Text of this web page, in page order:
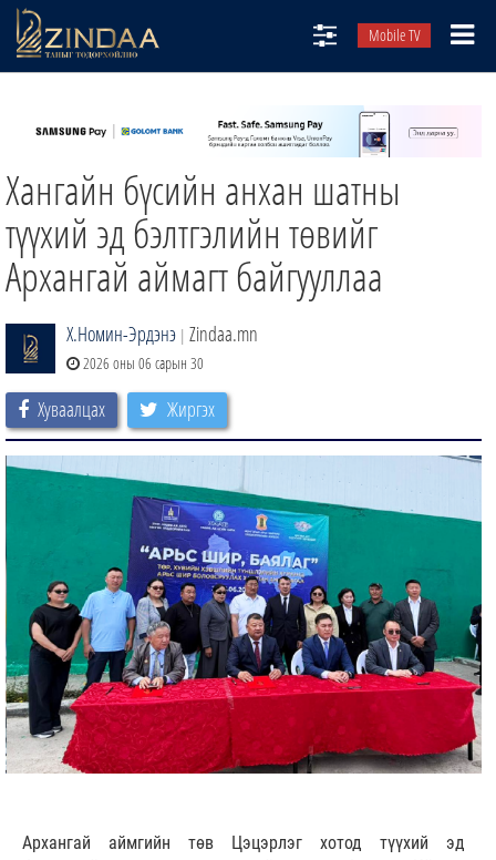
Mobile TV
ТВ8
ӨГЛӨӨНИЙ СОНИН
АУДИО ЗОХИОЛ
ЗИНДАА СЭТГҮҮЛ
Хангайн бүсийн анхан шатны
түүхий эд бэлтгэлийн төвийг
Архангай аймагт байгууллаа
Х.Номин-Эрдэнэ | Zindaa.mn
2026 оны 06 сарын 30
Хуваалцах Жиргэх
Архангай аймгийн төв Цэцэрлэг хотод түүхий эд